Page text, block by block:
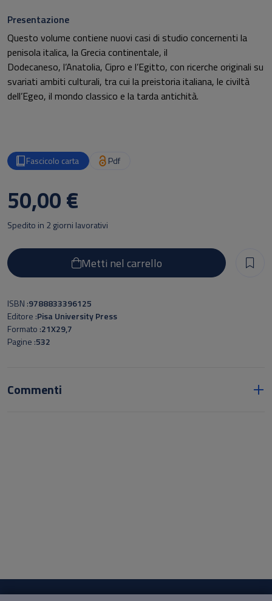
Presentazione
Questo volume contiene nuovi casi di studio concernenti la
penisola italica, la Grecia continentale, il
Dodecaneso, l’Anatolia, Cipro e l’Egitto, con ricerche originali su
svariati ambiti culturali, tra cui la preistoria italiana, le civiltà
dell’Egeo, il mondo classico e la tarda antichità.
Fascicolo carta Pdf
50,00 €
Metti nel carrello
Spedito in 2 giorni lavorativi
ISBN 9788833396125
Editore Pisa University Press
Formato 21X29,7
Pagine 532
Commenti